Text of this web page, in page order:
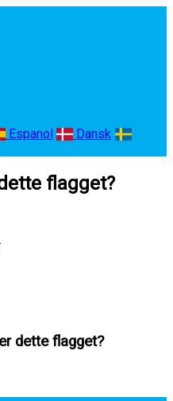
Espanol
Dansk
flagget?
dette flagget?